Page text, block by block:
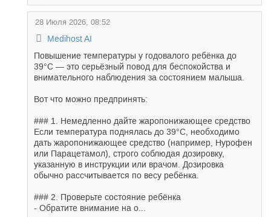
28 Июля 2026, 08:52
Medihost AI
Повышение температуры у годовалого ребёнка до
39°C — это серьёзный повод для беспокойства и
внимательного наблюдения за состоянием малыша.
Вот что можно предпринять:
### 1. Немедленно дайте жаропонижающее средство
Если температура поднялась до 39°C, необходимо
дать жаропонижающее средство (например, Нурофен
или Парацетамол), строго соблюдая дозировку,
указанную в инструкции или врачом. Дозировка
обычно рассчитывается по весу ребёнка.
### 2. Проверьте состояние ребёнка
- Обратите внимание на о...